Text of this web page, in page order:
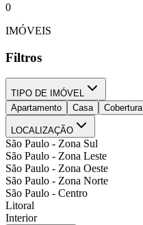
0
IMÓVEIS
Filtros
TIPO DE IMÓVEL
Apartamento
Casa Cobertura
LOCALIZAÇÃO
São Paulo - Zona Sul
São Paulo - Zona Leste
São Paulo - Zona Oeste
São Paulo - Zona Norte
São Paulo - Centro
Litoral
Interior